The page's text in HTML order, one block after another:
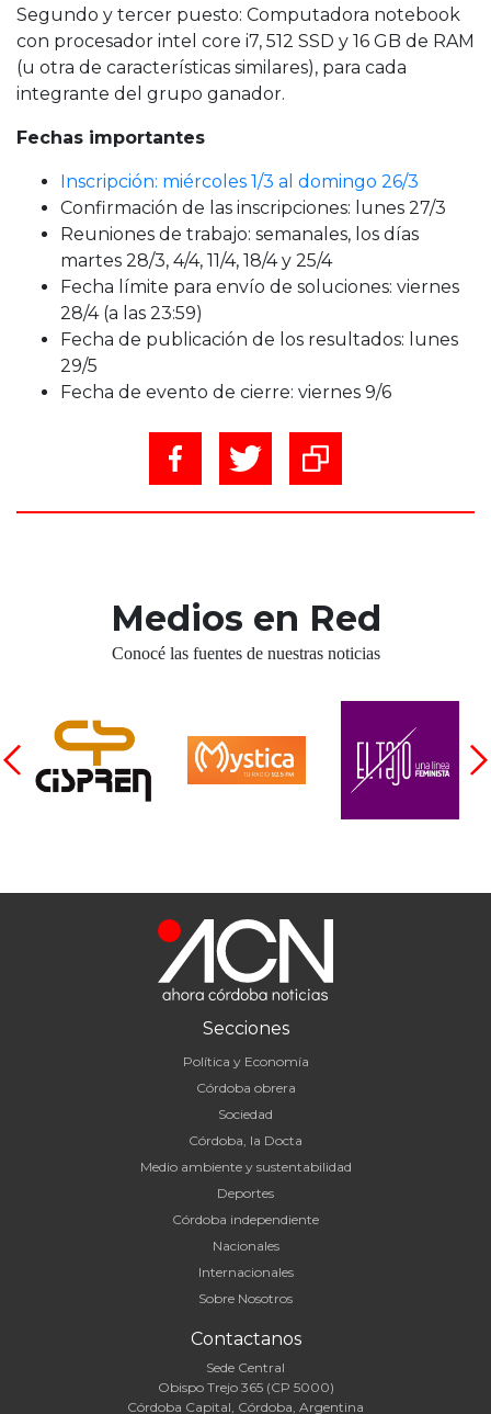
Segundo y tercer puesto: Computadora notebook
con procesador intel core i7, 512 SSD y 16 GB de RAM
(u otra de características similares), para cada
integrante del grupo ganador.
Fechas importantes
Inscripción: miércoles 1/3 al domingo 26/3
Confirmación de las inscripciones: lunes 27/3
Reuniones de trabajo: semanales, los días
martes 28/3, 4/4, 11/4, 18/4 y 25/4
Fecha límite para envío de soluciones: viernes
28/4 (a las 23:59)
Fecha de publicación de los resultados: lunes
29/5
Fecha de evento de cierre: viernes 9/6
Medios en Red
Conocé las fuentes de nuestras noticias
Secciones
Política y Economía
Córdoba obrera
Sociedad
Córdoba, la Docta
Medio ambiente y sustentabilidad
Deportes
Córdoba independiente
Nacionales
Internacionales
Sobre Nosotros
Contactanos
Sede Central
Obispo Trejo 365 (CP 5000)
Córdoba Capital, Córdoba, Argentina